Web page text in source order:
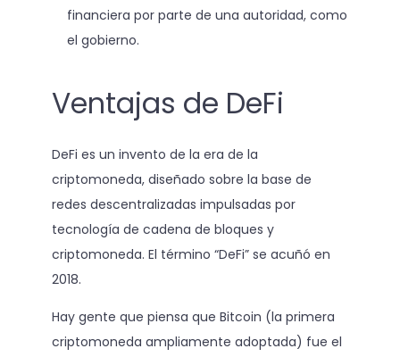
financiera por parte de una autoridad, como
el gobierno.
Ventajas de DeFi
DeFi es un invento de la era de la
criptomoneda, diseñado sobre la base de
redes descentralizadas impulsadas por
tecnología de cadena de bloques y
criptomoneda. El término “DeFi” se acuñó en
2018.
Hay gente que piensa que Bitcoin (la primera
criptomoneda ampliamente adoptada) fue el